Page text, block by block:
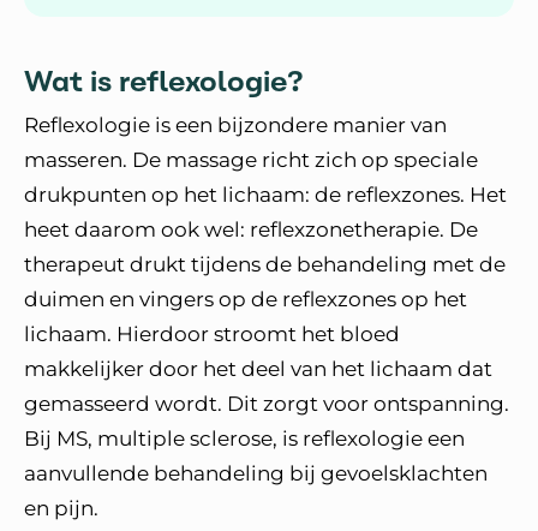
Wat is reflexologie?
Reflexologie is een bijzondere manier van
masseren. De massage richt zich op speciale
drukpunten op het lichaam: de reflexzones. Het
heet daarom ook wel: reflexzonetherapie. De
therapeut drukt tijdens de behandeling met de
duimen en vingers op de reflexzones op het
lichaam. Hierdoor stroomt het bloed
makkelijker door het deel van het lichaam dat
gemasseerd wordt. Dit zorgt voor ontspanning.
Bij MS, multiple sclerose, is reflexologie een
aanvullende behandeling bij gevoelsklachten
en pijn.